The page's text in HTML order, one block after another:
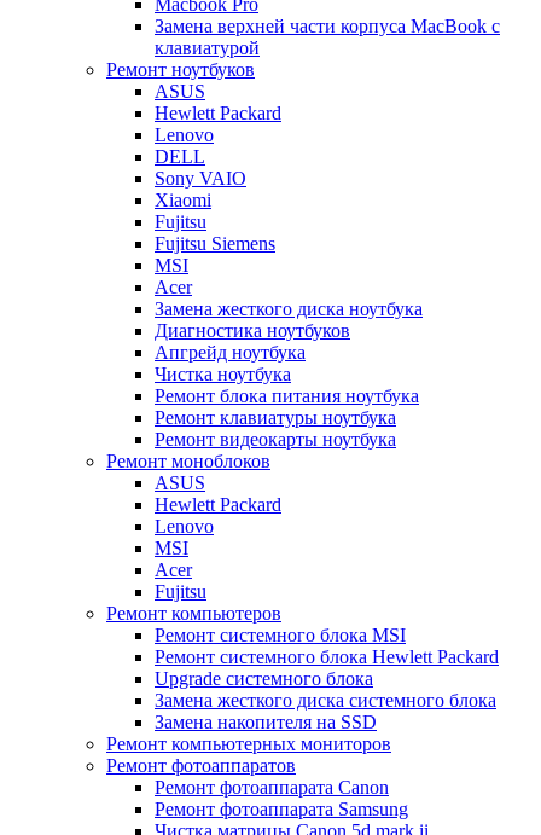
Macbook Pro
Замена верхней части корпуса MacBook с
клавиатурой
Ремонт ноутбуков
ASUS
Hewlett Packard
Lenovo
DELL
Sony VAIO
Xiaomi
Fujitsu
Fujitsu Siemens
MSI
Acer
Замена жесткого диска ноутбука
Диагностика ноутбуков
Апгрейд ноутбука
Чистка ноутбука
Ремонт блока питания ноутбука
Ремонт клавиатуры ноутбука
Ремонт видеокарты ноутбука
Ремонт моноблоков
ASUS
Hewlett Packard
Lenovo
MSI
Acer
Fujitsu
Ремонт компьютеров
Ремонт системного блока MSI
Ремонт системного блока Hewlett Packard
Upgrade системного блока
Замена жесткого диска системного блока
Замена накопителя на SSD
Ремонт компьютерных мониторов
Ремонт фотоаппаратов
Ремонт фотоаппарата Canon
Ремонт фотоаппарата Samsung
Чистка матрицы Canon 5d mark ii